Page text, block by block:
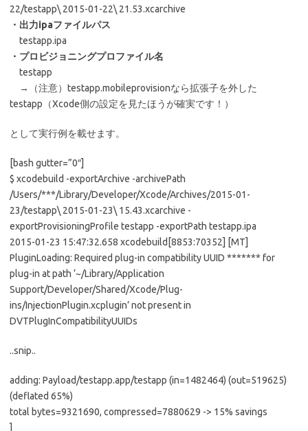
22/testapp\ 2015-01-22\ 21.53.xcarchive
・出力ipaファイルパス
testapp.ipa
・プロビジョニングプロファイル名
testapp
→（注意）testapp.mobileprovisionなら拡張子を外した
testapp（Xcode側の設定を見たほうが確実です！）
として実行例を載せます。
[bash gutter=”0″]
$ xcodebuild -exportArchive -archivePath
/Users/***/Library/Developer/Xcode/Archives/2015-01-
23/testapp\ 2015-01-23\ 15.43.xcarchive -
exportProvisioningProfile testapp -exportPath testapp.ipa
2015-01-23 15:47:32.658 xcodebuild[8853:70352] [MT]
PluginLoading: Required plug-in compatibility UUID ******* for
plug-in at path ‘~/Library/Application
Support/Developer/Shared/Xcode/Plug-
ins/InjectionPlugin.xcplugin’ not present in
DVTPlugInCompatibilityUUIDs
..snip..
adding: Payload/testapp.app/testapp (in=1482464) (out=519625)
(deflated 65%)
total bytes=9321690, compressed=7880629 -> 15% savings
]